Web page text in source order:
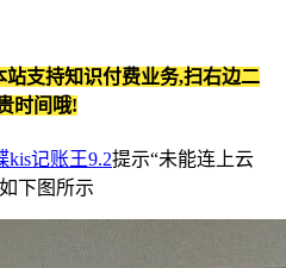
支持知识付费业务,扫右边二
时间哦!
kis记账王9.2提示“未能连上云
下图所示